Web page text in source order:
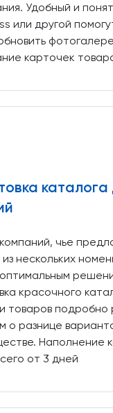
Удобный и
или другой
карточек
чье
нескольких
красочного
товаров подробно
о разнице
Наполнение
от 3 дней